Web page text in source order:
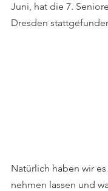
Juni, hat die 7.
Dresden
Natürlich haben wir
nehmen lassen und